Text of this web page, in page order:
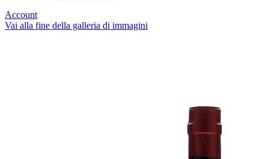
Account
Vai alla fine della galleria di immagini